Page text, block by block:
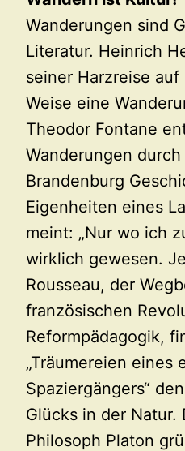
Wanderungen sind
Literatur. Heinrich
seiner Harzreise
Weise eine
Theodor Fontane
Wanderungen
Brandenburg
Eigenheiten eines
meint: „Nur wo ich
wirklich gewesen.
Rousseau, der
französischen
Reformpädagogik,
„Träumereien eines
Spaziergängers“
Glücks in der Natur.
Philosoph Platon